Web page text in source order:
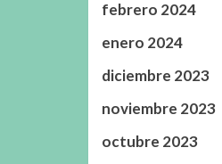
febrero 2024
enero 2024
diciembre 2023
noviembre 2023
octubre 2023